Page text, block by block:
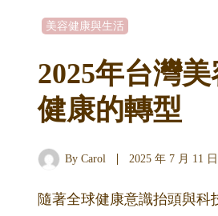
美容健康與生活
2025年台灣
健康的轉型
By Carol 2025 年 7 月 11 日
隨著全球健康意識抬頭與科